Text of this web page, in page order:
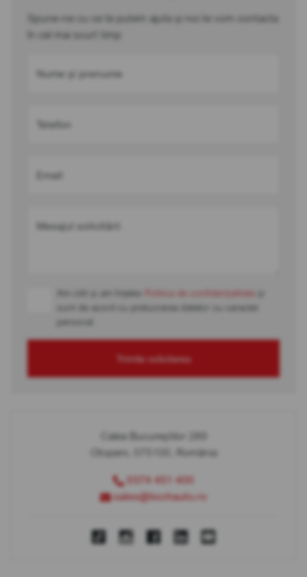
Spune-ne cu ce te putem ajuta și noi te vom contacta
în cel mai scurt timp
Nume și prenume
Telefon
Email
Mesajul solicitării
Am citit și am înțeles Politica de confidențialitate
sunt de acord cu prelucrarea datelor cu caracter
personal
Trimite solicitarea
Calea Bucureștilor 289
Otopeni, 075100, România
0374 451 400
sales@bcchauto.ro